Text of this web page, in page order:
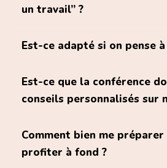
une seule personne
un travail” ?
Est-ce adapté si on pense
se séparer
réparer ce qui peut l’être
Est-ce que la conférence
conseils personnalisés sur
Comment bien me
profiter à fond ?